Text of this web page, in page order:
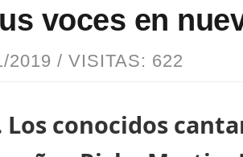
voces en
2019 / VISITAS: 622
Los conocidos